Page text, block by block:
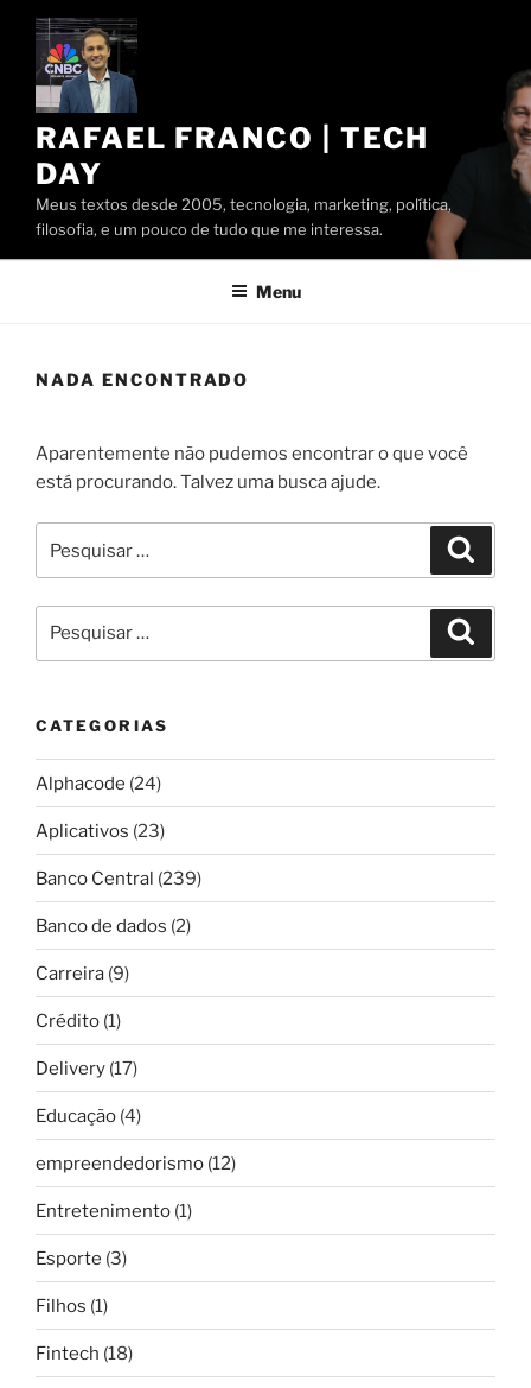
Pular
conteúdo
RAFAEL FRANCO | TECH
DAY
Meus textos desde 2005, tecnologia, marketing, política,
filosofia, e um pouco de tudo que me interessa.
Menu
NADA ENCONTRADO
Aparentemente não pudemos encontrar o que você
está procurando. Talvez uma busca ajude.
por:
por:
CATEGORIAS
Alphacode (24)
Aplicativos (23)
Banco Central (239)
Banco de dados (2)
Carreira (9)
Crédito (1)
Delivery (17)
Educação (4)
empreendedorismo (12)
Entretenimento (1)
Esporte (3)
Filhos (1)
Fintech (18)